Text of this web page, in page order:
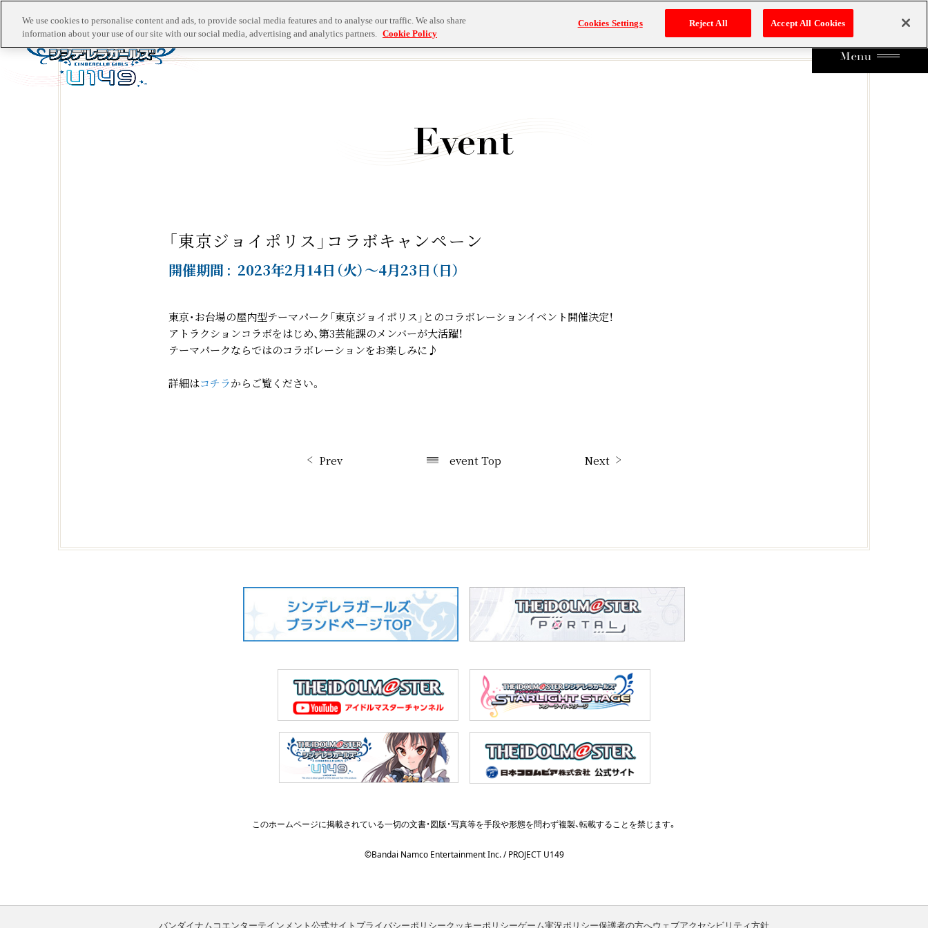
Official X
「東京ジョイポリス」コラボキャンペーン
開催期間 2023年2月14日（火）～4月23日（日）
東京・お台場の屋内型テーマパーク「東京ジョイポリス」とのコラボレーションイベント開催決定！
アトラクションコラボをはじめ、第3芸能課のメンバーが大活躍！
テーマパークならではのコラボレーションをお楽しみに♪
詳細はコチラからご覧ください。
Prev event Top Next
このホームページに掲載されている一切の文書・図版・写真等を手段や形態を問わず複製、転載することを禁じます。
©Bandai Namco Entertainment Inc. / PROJECT U149
バンダイナムコエンターテインメント公式サイト プライバシーポリシークッキーポリシーゲーム実況ポリシー保護者の方へウェブアクセシビリティ方針
We use cookies to personalise content and ads, to provide social media features and to analyse our traffic. We also share
information about your use of our site with our social media, advertising and analytics partners. Cookie Policy
Cookies Settings Reject All Accept All Cookies